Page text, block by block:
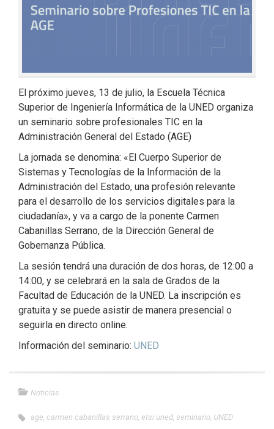
El próximo jueves, 13 de julio, la Escuela Técnica
Superior de Ingeniería Informática de la UNED organiza
un seminario sobre profesionales TIC en la
Administración General del Estado (AGE)
La jornada se denomina: «El Cuerpo Superior de
Sistemas y Tecnologías de la Información de la
Administración del Estado, una profesión relevante
para el desarrollo de los servicios digitales para la
ciudadanía», y va a cargo de la ponente Carmen
Cabanillas Serrano, de la Dirección General de
Gobernanza Pública.
La sesión tendrá una duración de dos horas, de 12:00 a
14:00, y se celebrará en la sala de Grados de la
Facultad de Educación de la UNED. La inscripción es
gratuita y se puede asistir de manera presencial o
seguirla en directo online.
Información del seminario: UNED
Noticias
age carmen cabanillas serrano etsi uned seminario UNED